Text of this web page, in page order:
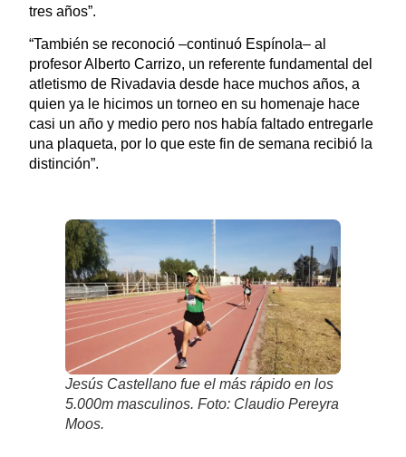
tres años”.
“También se reconoció –continuó Espínola– al
profesor Alberto Carrizo, un referente fundamental del
atletismo de Rivadavia desde hace muchos años, a
quien ya le hicimos un torneo en su homenaje hace
casi un año y medio pero nos había faltado entregarle
una plaqueta, por lo que este fin de semana recibió la
distinción”.
Jesús Castellano fue el más rápido en los
5.000m masculinos. Foto: Claudio Pereyra
Moos.